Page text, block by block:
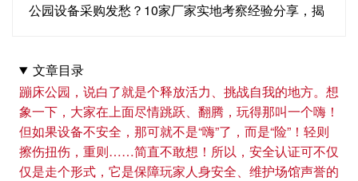
公园设备采购发愁？10家厂家实地考察经验分享，揭
文章目录
蹦床公园，说白了就是个释放活力、挑战自我的地方。想
象一下，大家在上面尽情跳跃、翻腾，玩得那叫一个嗨！
但如果设备不安全，那可就不是“嗨”了，而是“险”！轻则
擦伤扭伤，重则……简直不敢想！所以，安全认证可不仅
仅是走个形式，它是保障玩家人身安全、维护场馆声誉的